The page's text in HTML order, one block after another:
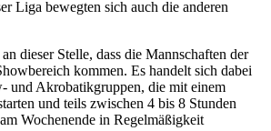
Liga bewegten sich auch die anderen
dieser Stelle, dass die Mannschaften der
kommen. Es handelt sich dabei
und Akrobatikgruppen, die mit einem
und teils zwischen 4 bis 8 Stunden
Wochenende in Regelmäßigkeit